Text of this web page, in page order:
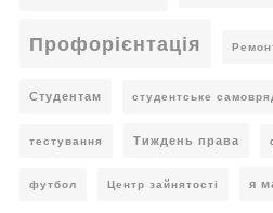
Профорієнтація
Студентам студентське
тестування Тиждень права
футбол Центр зайнятості я